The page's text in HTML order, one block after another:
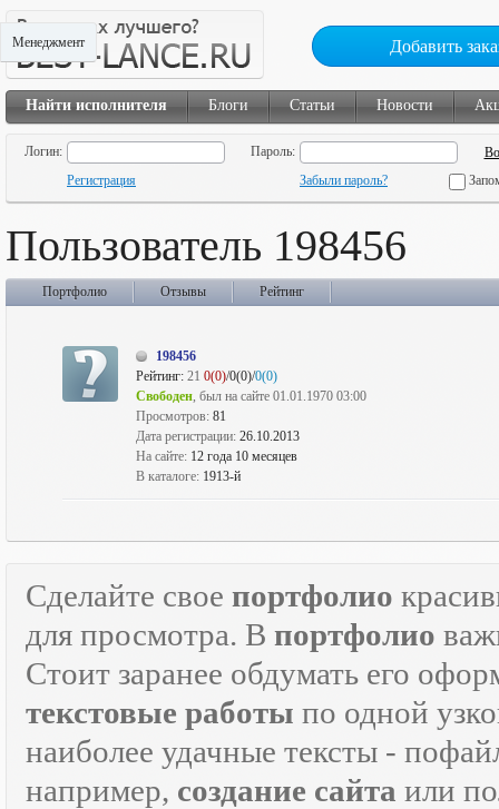
Добавить
Найти исполнителя Блоги Статьи Новости
Логин:
Пароль:
Регистрация
Забыли пароль?
Пользователь 198456
Портфолио Отзывы Рейтинг
198456
Рейтинг: 21 0(0)/0(0)/0(0)
Свободен, был на сайте 01.01.1970 03:00
Просмотров: 81
Дата регистрации: 26.10.2013
На сайте: 12 года 10 месяцев
В каталоге: 1913-й
Сделайте свое портфолио
для просмотра. В портфолио
Стоит заранее обдумать его
текстовые работы по одной
наиболее удачные тексты -
например, создание сайта или
Менеджмент